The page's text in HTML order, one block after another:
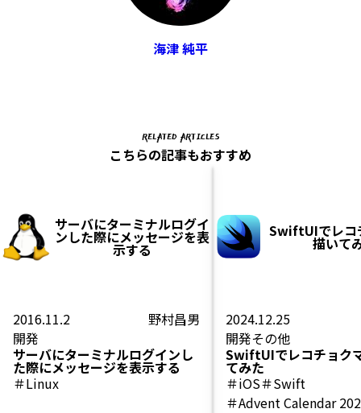
海津 純平
RELATED ARTICLES
こちらの記事もおすすめ
サーバにターミナルログイ
ンした際にメッセージを表
示する
2016.11.2
野村昌男
開発
サーバにターミナルログインし
た際にメッセージを表示する
＃Linux
SwiftUIでレコ
描いて
2024.12.25
開発その他
SwiftUIでレコチョク
てみた
＃iOS＃Swift
＃Advent Calendar